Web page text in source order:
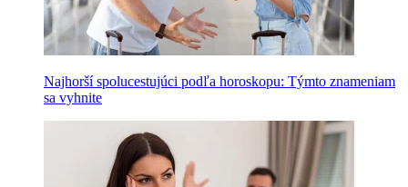
Najhorší spolucestujúci podľa horoskopu: Týmto znameniam
sa vyhnite